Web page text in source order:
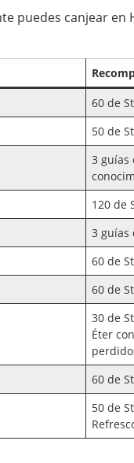
puedes canjear
60 de
50 de
3 guías
120 de
3 guías
60 de
60 de
30 de
Éter
60 de
50 de